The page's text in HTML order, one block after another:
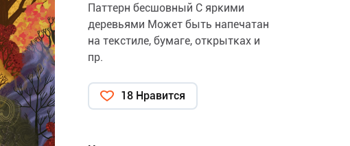
Паттерн бесшовный С яркими
деревьями Может быть напечатан
на текстиле, бумаге, открытках и
пр.
18 Нравится